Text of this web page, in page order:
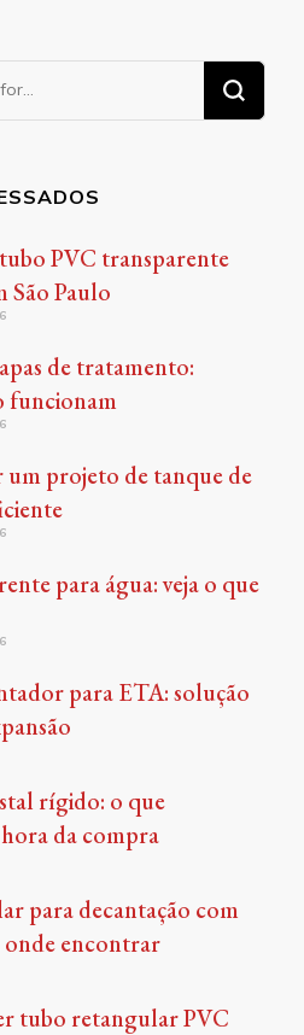
PVC transparente
São Paulo
de tratamento:
funcionam
um projeto de tanque de
para água: veja o que
para ETA: solução
rígido: o que
da compra
para decantação com
onde encontrar
tubo retangular PVC